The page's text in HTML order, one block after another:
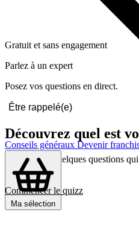
Conseils généraux Devenir
Ma sélection
Gratuit et sans engagement
Parlez à un expert
Posez vos questions en direct.
Être rappelé(e)
Découvrez quel est
Répondez a quelques questions
d’affinité
Commencer le quizz